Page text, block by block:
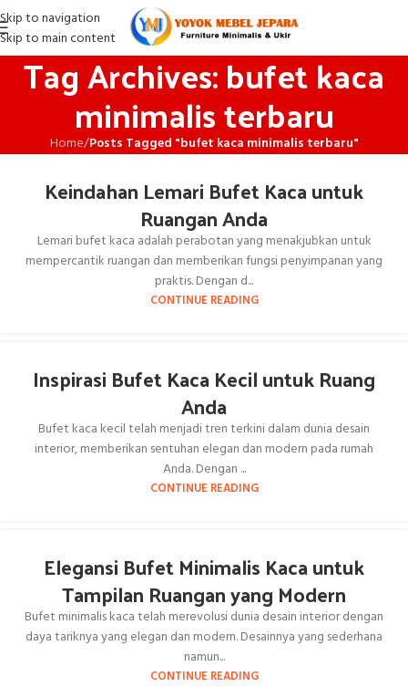
Skip to navigation
Skip to main content
Tag Archives: bufet kaca
minimalis terbaru
Home/Posts Tagged "bufet kaca minimalis terbaru"
Keindahan Lemari Bufet Kaca untuk
Ruangan Anda
Lemari bufet kaca adalah perabotan yang menakjubkan untuk
mempercantik ruangan dan memberikan fungsi penyimpanan yang
praktis. Dengan d...
CONTINUE READING
Inspirasi Bufet Kaca Kecil untuk Ruang
Anda
Bufet kaca kecil telah menjadi tren terkini dalam dunia desain
interior, memberikan sentuhan elegan dan modern pada rumah
Anda. Dengan ...
CONTINUE READING
Elegansi Bufet Minimalis Kaca untuk
Tampilan Ruangan yang Modern
Bufet minimalis kaca telah merevolusi dunia desain interior dengan
daya tariknya yang elegan dan modern. Desainnya yang sederhana
namun...
CONTINUE READING